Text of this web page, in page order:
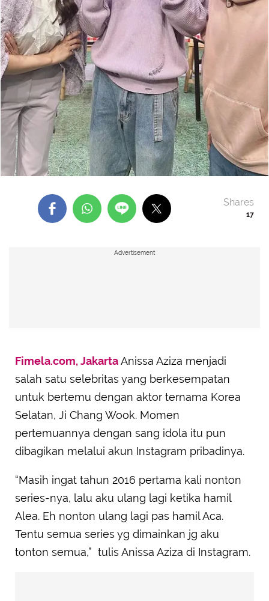
17
Shares
Advertisement
Fimela.com, JakartaAnissa Aziza menjadi
salah satu selebritas yang berkesempatan
untuk bertemu dengan aktor ternama Korea
Selatan, Ji Chang Wook. Momen
pertemuannya dengan sang idola itu pun
dibagikan melalui akun Instagram pribadinya.
“Masih ingat tahun 2016 pertama kali nonton
series-nya, lalu aku ulang lagi ketika hamil
Alea. Eh nonton ulang lagi pas hamil Aca.
Tentu semua series yg dimainkan jg aku
tonton semua,” tulis Anissa Aziza di Instagram.